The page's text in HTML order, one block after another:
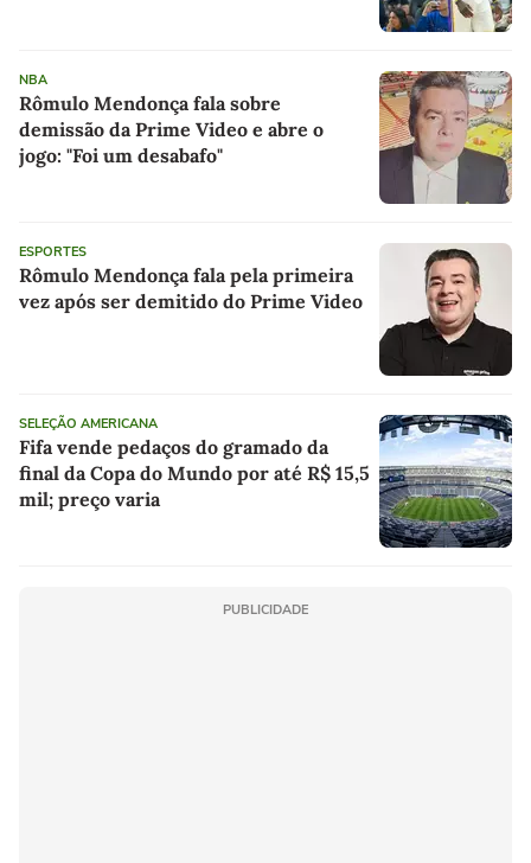
NBA
Rômulo Mendonça fala sobre
demissão da Prime Video e abre o
jogo: "Foi um desabafo"
ESPORTES
Rômulo Mendonça fala pela primeira
vez após ser demitido do Prime Video
SELEÇÃO AMERICANA
Fifa vende pedaços do gramado da
final da Copa do Mundo por até R$ 15,5
mil; preço varia
PUBLICIDADE